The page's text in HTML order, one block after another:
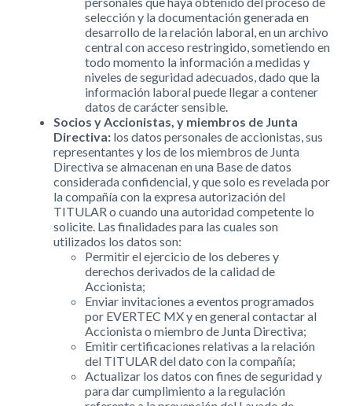
selección y la documentación generada en
desarrollo de la relación laboral, en un archivo
central con acceso restringido, sometiendo en
todo momento la información a medidas y
niveles de seguridad adecuados, dado que la
información laboral puede llegar a contener
datos de carácter sensible.
Socios y Accionistas, y miembros de Junta
Directiva: los datos personales de accionistas, sus
representantes y los de los miembros de Junta
Directiva se almacenan en una Base de datos
considerada confidencial, y que solo es revelada por
la compañía con la expresa autorización del
TITULAR o cuando una autoridad competente lo
solicite. Las finalidades para las cuales son
utilizados los datos son:
Permitir el ejercicio de los deberes y
derechos derivados de la calidad de
Accionista;
Enviar invitaciones a eventos programados
por EVERTEC MX y en general contactar al
Accionista o miembro de Junta Directiva;
Emitir certificaciones relativas a la relación
del TITULAR del dato con la compañía;
Actualizar los datos con fines de seguridad y
para dar cumplimiento a la regulación